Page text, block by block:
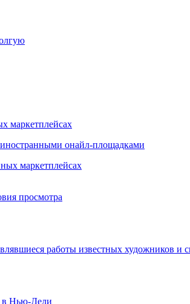
маркетплейсах
иностранными онайл-площадками
просмотра
работы известных художников
в Нью-Дели